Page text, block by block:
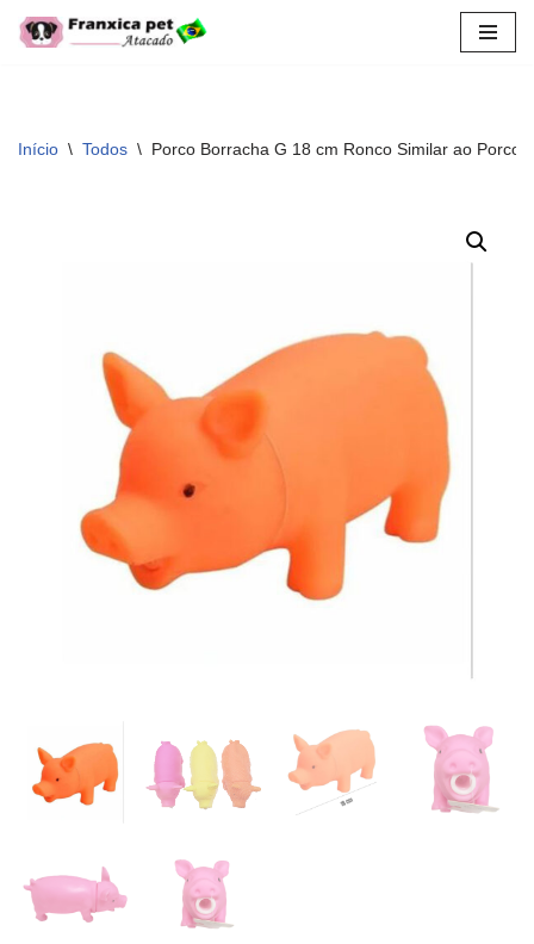
conteúdo
Início \ Todos \ Porco Borracha G 18 cm Ronco Similar ao Porco